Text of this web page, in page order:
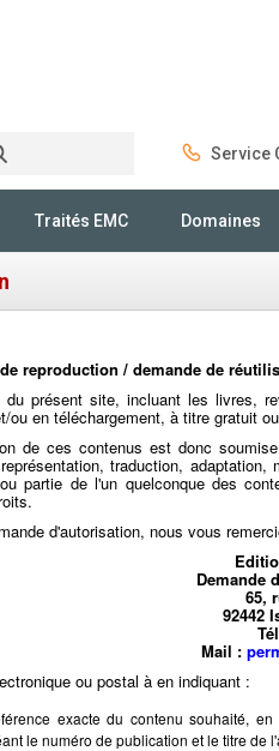
Service
Traités EMC Domaines
reproduction / demande de
du présent site, incluant les livres,
ou en téléchargement, à titre gratuit
de ces contenus est donc
traduction,
partie de l'un quelconque des
d'autorisation, nous vous
Demande
65,
92442
Mail :
ou postal à en indiquant :
exacte du contenu souhaité,
le numéro de publication et le titre de